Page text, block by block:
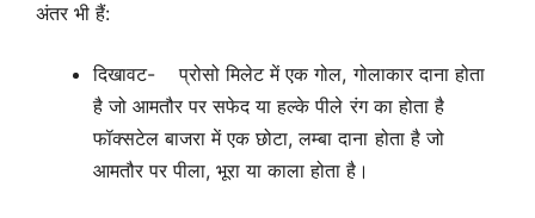
अंतर भी हैं:
दिखावट- प्रोसो मिलेट में एक गोल, गोलाकार दाना होता
है जो आमतौर पर सफेद या हल्के पीले रंग का होता है
फॉक्सटेल बाजरा में एक छोटा, लम्बा दाना होता है जो
आमतौर पर पीला, भूरा या काला होता है।